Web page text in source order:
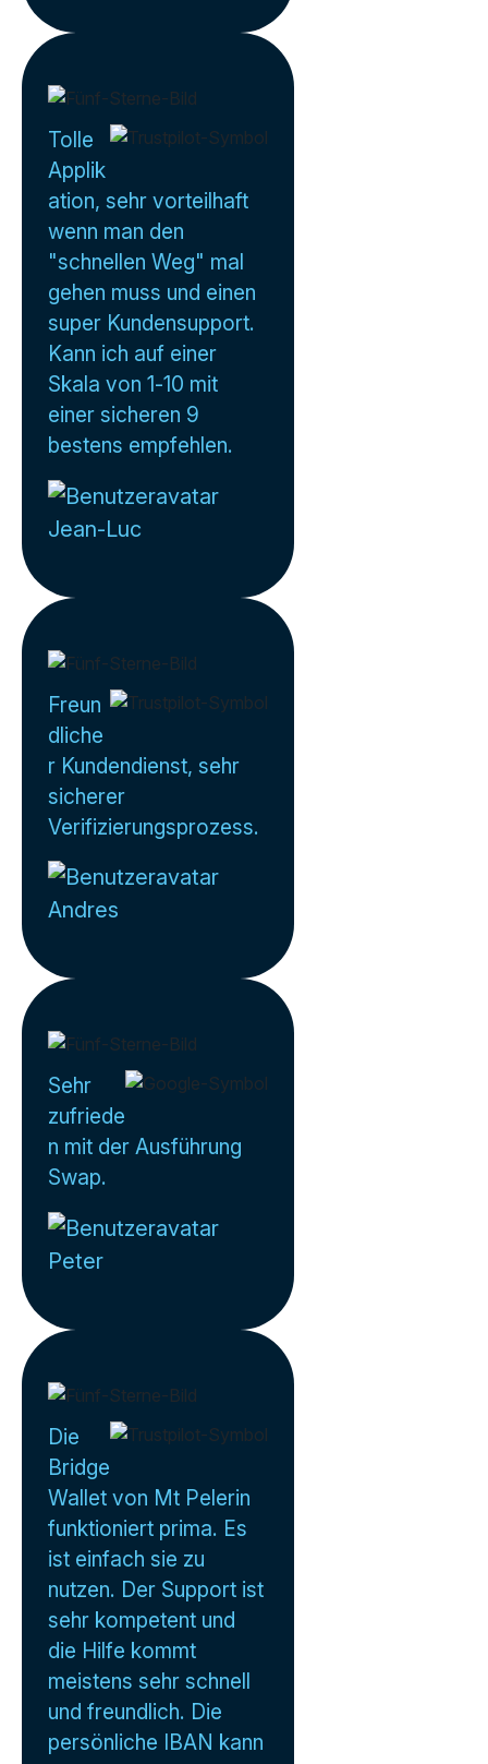
Tolle
Applik
ation, sehr vorteilhaft
wenn man den
"schnellen Weg" mal
gehen muss und einen
super Kundensupport.
Kann ich auf einer
Skala von 1-10 mit
einer sicheren 9
bestens empfehlen.
Jean-Luc
Freun
dliche
r Kundendienst, sehr
sicherer
Verifizierungsprozess.
Andres
Sehr
zufriede
n mit der Ausführung
Swap.
Peter
Die
Bridge
Wallet von Mt Pelerin
funktioniert prima. Es
ist einfach sie zu
nutzen. Der Support ist
sehr kompetent und
die Hilfe kommt
meistens sehr schnell
und freundlich. Die
persönliche IBAN kann